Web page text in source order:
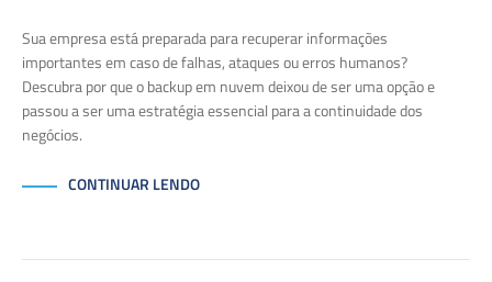
Sua empresa está preparada para recuperar informações
importantes em caso de falhas, ataques ou erros humanos?
Descubra por que o backup em nuvem deixou de ser uma opção e
passou a ser uma estratégia essencial para a continuidade dos
negócios.
CONTINUAR LENDO